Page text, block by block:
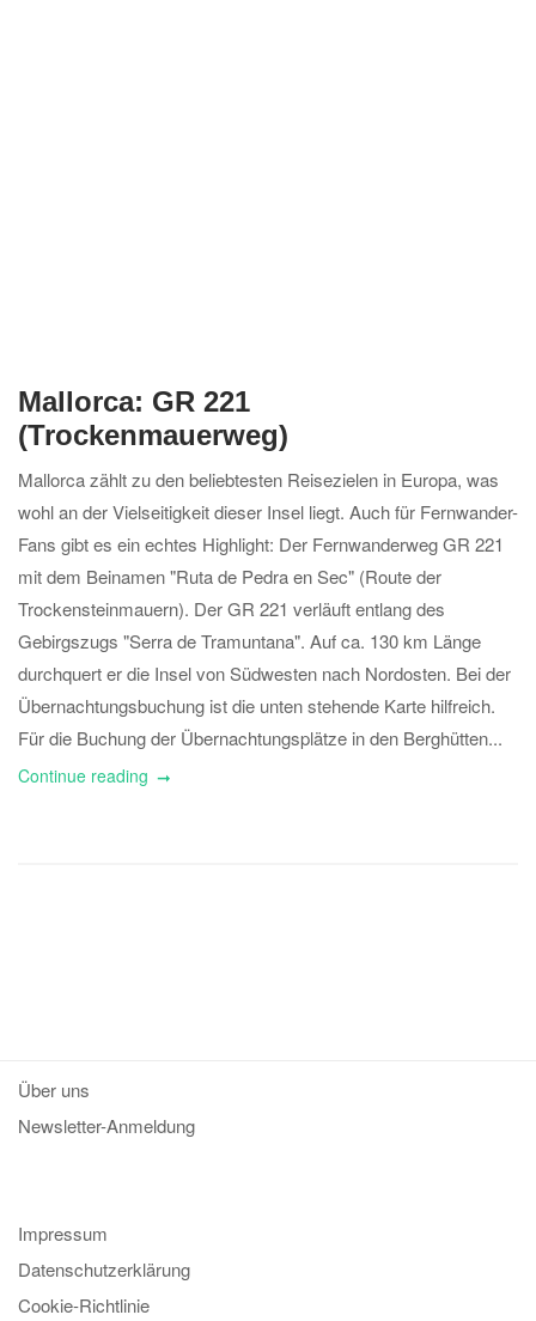
Mallorca: GR 221
(Trockenmauerweg)
Mallorca zählt zu den beliebtesten Reisezielen in Europa, was
wohl an der Vielseitigkeit dieser Insel liegt. Auch für Fernwander-
Fans gibt es ein echtes Highlight: Der Fernwanderweg GR 221
mit dem Beinamen "Ruta de Pedra en Sec" (Route der
Trockensteinmauern). Der GR 221 verläuft entlang des
Gebirgszugs "Serra de Tramuntana". Auf ca. 130 km Länge
durchquert er die Insel von Südwesten nach Nordosten. Bei der
Übernachtungsbuchung ist die unten stehende Karte hilfreich.
Für die Buchung der Übernachtungsplätze in den Berghütten...
Continue reading
Über uns
Newsletter-Anmeldung
Impressum
Datenschutzerklärung
Cookie-Richtlinie